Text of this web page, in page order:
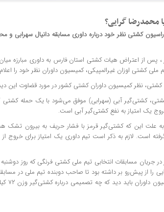
محمدرضا گرایی؟
کشتی نظر خود درباره داوری مسابقه دانیال سهرابی و
،‌ پس از اعتراض هیات کشتی استان فارس به داوری مبارزه
ملی کشتی اوزان غیرالمپیکی، کمیسیون داوران نظر خود را
کشتی، نظر کمیسیون داوران کشتی کشور در مورد قضاوت این
کشتی، کشتی‌گیر آبی (سهرابی) موفق می‌شود با یک حمله
یک امتیاز به نفع کشتی‌گیر آبی است.
علت این که کشتی‌گیر قرمز با فشار حریف به بیرون تشک
است. لازم به ذکر است تیم داوری یک امتیاز برای خروج
در جریان مسابقات انتخابی تیم ملی کشتی فرنگی که روز دوشنبه
گرایی را از پیش‌رو بر داشته بود تا صاحب دوبنده تیم ملی در
نظر